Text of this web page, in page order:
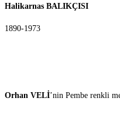
Halikarnas BALIKÇISI
1890-1973
Orhan VELİ’nin Pembe renkli